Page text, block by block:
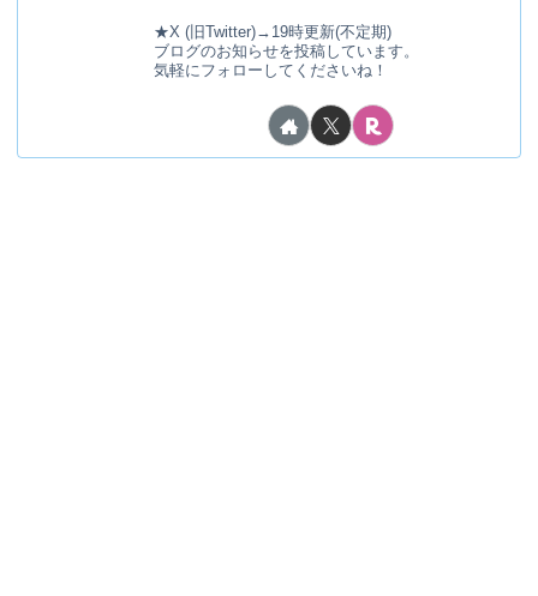
★X (旧Twitter)→19時更新(不定期)
ブログのお知らせを投稿しています。
気軽にフォローしてくださいね！